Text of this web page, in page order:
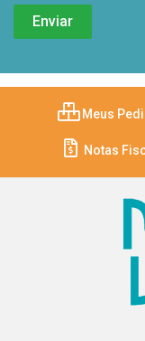
Meus
Notas